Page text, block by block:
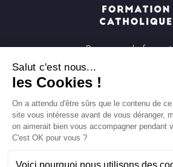
Salut c'est nous...
les Cookies !
On a attendu d'être sûrs que le contenu de ce
site vous intéresse avant de vous déranger,
on aimerait bien vous accompagner pendant
C'est OK pour vous ?
Voici pourquoi nous utilisons des
Parcours de
Parcours spirituels
Les groupes et